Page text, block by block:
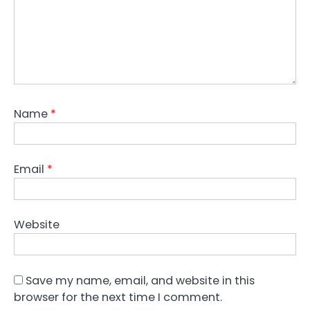
Name *
Email *
Website
Save my name, email, and website in this
browser for the next time I comment.